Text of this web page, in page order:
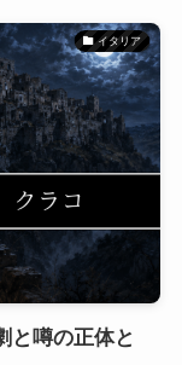
イタリア
と噂の正体と